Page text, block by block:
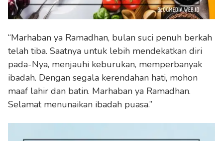
“Marhaban ya Ramadhan, bulan suci penuh berkah
telah tiba. Saatnya untuk lebih mendekatkan diri
pada-Nya, menjauhi keburukan, memperbanyak
ibadah. Dengan segala kerendahan hati, mohon
maaf lahir dan batin. Marhaban ya Ramadhan.
Selamat menunaikan ibadah puasa.”